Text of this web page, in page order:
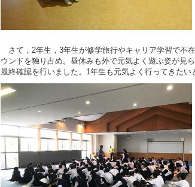
さて，2年生，3年生が修学旅行やキャリア学習で不
ウンドを独り占め。昼休みも外で元気よく遊ぶ姿が見
最終確認を行いました。1年生も元気よく行ってきたい